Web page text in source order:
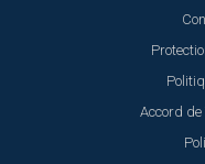
Accord de